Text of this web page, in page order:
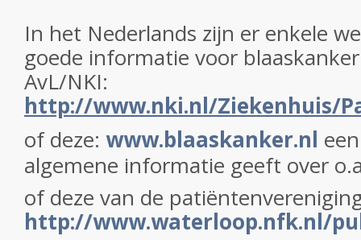
In het Nederlands zijn er enkele
goede informatie voor
AvL/NKI:
http://www.nki.nl/Ziekenhuis/
of deze: www.blaaskanker.nl
algemene informatie geeft over
of deze van de
http://www.waterloop.nfk.nl/